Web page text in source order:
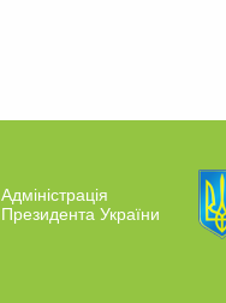
Адміністрація
Президента України